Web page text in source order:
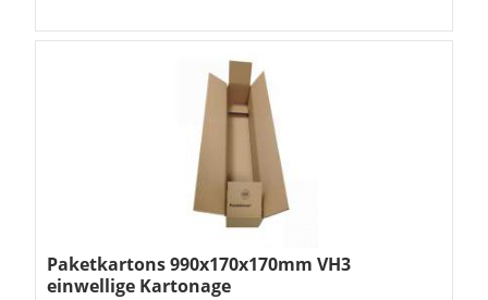
Paketkartons 990x170x170mm VH3
einwellige Kartonage